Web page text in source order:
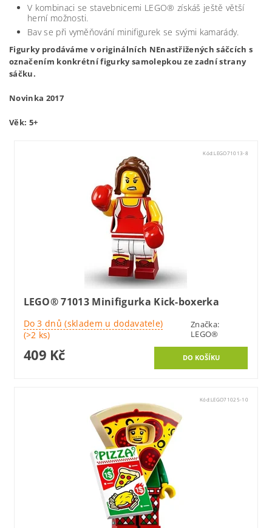
V kombinaci se stavebnicemi LEGO® získáš ještě větší
herní možnosti.
Bav se při vyměňování minifigurek se svými kamarády.
Figurky prodáváme v originálních NEnastřižených sáčcích s
označením konkrétní figurky samolepkou ze zadní strany
sáčku.
Novinka 2017
Věk: 5+
Kód:LEGO71013-8
LEGO® 71013 Minifigurka Kick-boxerka
Do 3 dnů (skladem u dodavatele)
(>2 ks)
Značka:
LEGO®
409 Kč
Kód:LEGO71025-10